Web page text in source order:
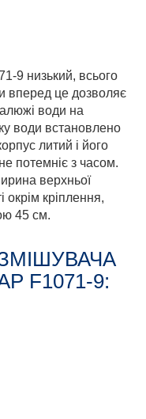
9 низький, всього
вперед це дозволяє
води на
води встановлено
литий і його
потемніє з часом.
верхньої
окрім кріплення,
45 см.
F1071-9: